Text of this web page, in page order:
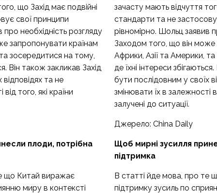
що Захід має подвійні
свої принципи
необхідність розгляду
запропонувати країнам
зосередитися на тому,
Він також закликав Захід
та не
того, які країни
плоди, потрібна
що Китай виражає
миру в контексті
зачасту мають відчуття
стандарти та не
рівномірно. Шольц заявив
Заходом того, що він може
Африки, Азії та Америки,
де їхні інтереси
бути послідовним у своїх
змінювати їх в залежності
залучені до ситуації.
Джерело: China Daily
Щоб мирні зусилля
підтримка
В статті йде мова, про те
підтримку зусиль по